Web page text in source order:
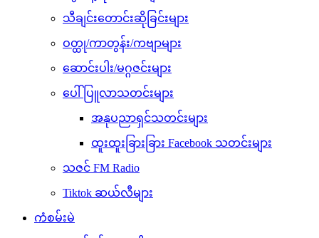
သီချင်းတောင်းဆိုခြင်းများ
ဝတ္ထု/ကာတွန်း/ကဗျာများ
ဆောင်းပါး/မဂ္ဂဇင်းများ
ပေါ်ပြူလာသတင်းများ
အနုပညာရှင်သတင်းများ
ထူးထူးခြားခြား Facebook သတင်းများ
သဇင် FM Radio
Tiktok ဆယ်လီများ
ကံစမ်းမဲ